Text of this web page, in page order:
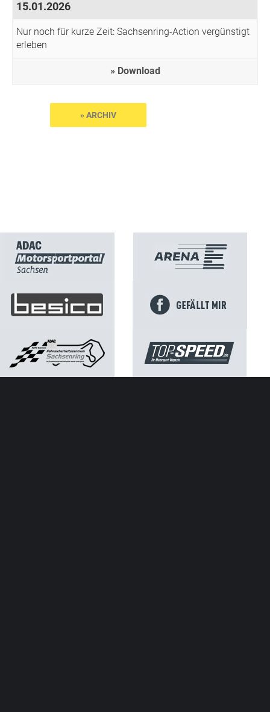
15.01.2026
Nur noch für kurze Zeit: Sachsenring-Action vergünstigt
erleben
Download
» ARCHIV